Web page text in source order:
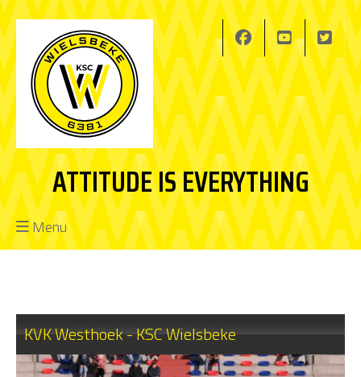
ATTITUDE IS EVERYTHING
Menu
KVK Westhoek - KSC Wielsbeke